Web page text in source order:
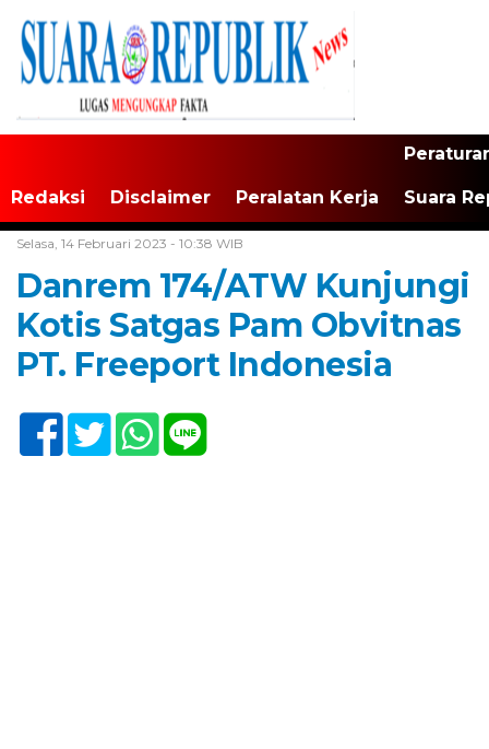
Redaksi Disclaimer Peralatan Kerja Suara
Selasa, 14 Februari 2023 - 10:38 WIB
Danrem 174/ATW Kunjungi
Kotis Satgas Pam Obvitnas
PT. Freeport Indonesia